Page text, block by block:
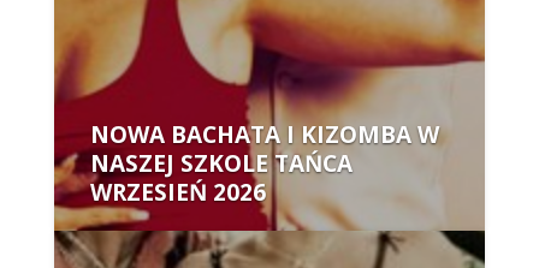
NOWA BACHATA I KIZOMBA W
NASZEJ SZKOLE TAŃCA
WRZESIEŃ 2026
Autor: